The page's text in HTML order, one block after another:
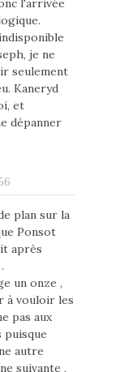
l'arrivée
je ne
seulement
Kaneryd
et
dépanner
plan sur la
Ponsot
après
un onze ,
à vouloir les
pas aux
autre
suivante ,